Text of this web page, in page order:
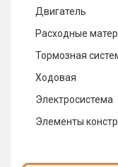
Двигатель
Расходные
Тормозная
Ходовая
Электросистема
Элементы